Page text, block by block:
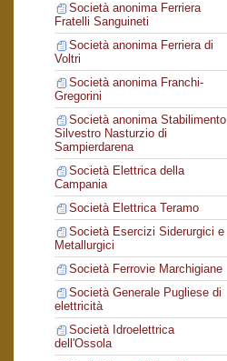
Società anonima Ferriera
Fratelli Sanguineti
Società anonima Ferriera di
Voltri
Società anonima Franchi-
Gregorini
Società anonima Stabilimento
Silvestro Nasturzio di
Sampierdarena
Società Elettrica della
Campania
Società Elettrica Teramo
Società Esercizi Siderurgici e
Metallurgici
Società Ferrovie Marchigiane
Società Generale Pugliese di
elettricità
Società Idroelettrica
dell'Ossola